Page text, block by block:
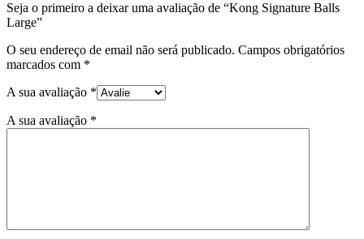
Seja o primeiro a deixar uma avaliação de “Kong Signature Balls
Large”
O seu endereço de email não será publicado. Campos obrigatórios
marcados com *
A sua avaliação *
A sua avaliação *